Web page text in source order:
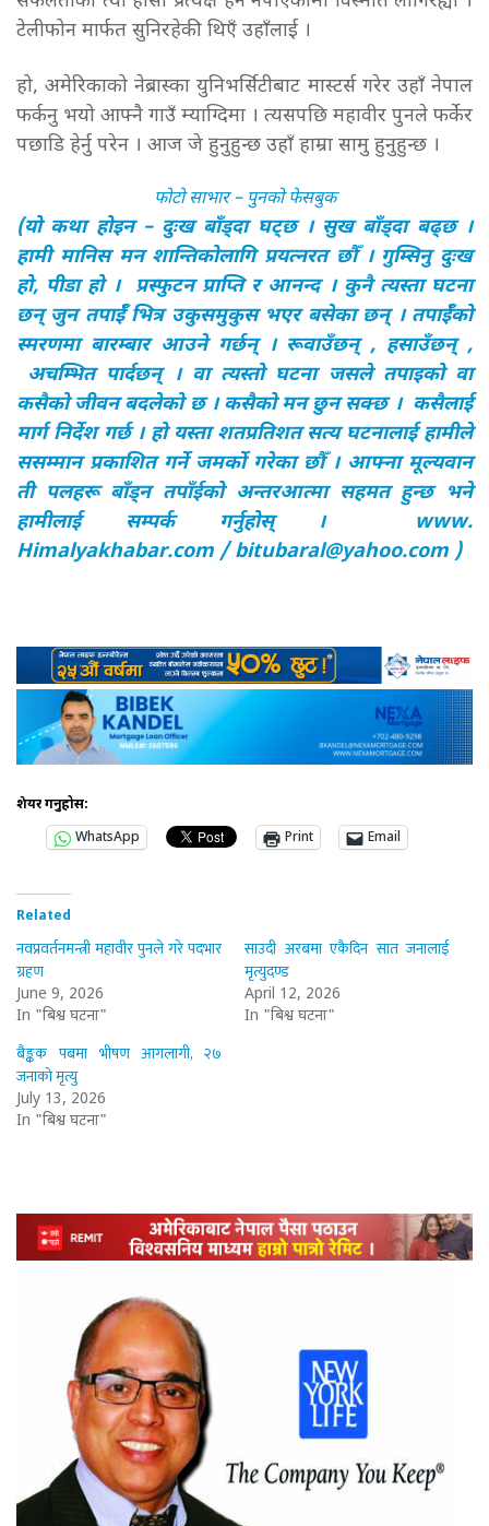
टेलीफोन मार्फत सुनिरहेकी थिएँ उहाँलाई ।
हो, अमेरिकाको नेब्रास्का युनिभर्सिटीबाट मास्टर्स गरेर उहाँ नेपाल
फर्कनु भयो आफ्नै गाउँ म्याग्दिमा । त्यसपछि महावीर पुनले फर्केर
पछाडि हेर्नु परेन । आज जे हुनुहुन्छ उहाँ हाम्रा सामु हुनुहुन्छ ।
फोटो साभार – पुनको फेसबुक
(यो कथा होइन – दुःख बाँड्दा घट्छ । सुख बाँड्दा बढ्छ ।
हामी मानिस मन शान्तिकोलागि प्रयत्नरत छौँ । गुम्सिनु दुःख
हो, पीडा हो । प्रस्फुटन प्राप्ति र आनन्द । कुनै त्यस्ता घटना
छन् जुन तपाईँ भित्र उकुसमुकुस भएर बसेका छन् । तपाईँको
स्मरणमा बारम्बार आउने गर्छन् । रूवाउँछन् , हसाउँछन् ,
अचम्भित पार्दछन् । वा त्यस्तो घटना जसले तपाइको वा
कसैको जीवन बदलेको छ । कसैको मन छुन सक्छ । कसैलाई
मार्ग निर्देश गर्छ । हो यस्ता शतप्रतिशत सत्य घटनालाई हामीले
ससम्मान प्रकाशित गर्ने जमर्को गरेका छौँ । आफ्ना मूल्यवान
ती पलहरू बाँड्न तपाँईको अन्तरआत्मा सहमत हुन्छ भने
हामीलाई सम्पर्क गर्नुहोस् । www.
Himalyakhabar.com /bitubaral@yahoo.com )
शेयर गर्नुहोस:
WhatsApp
Print Email
Related
नवप्रवर्तनमन्त्री महावीर पुनले गरे पदभार
ग्रहण
June 9, 2026
In "बिश्व घटना"
साउदी अरबमा एकैदिन सात जनालाई
मृत्युदण्ड
April 12, 2026
In "बिश्व घटना"
बैङ्कक पबमा भीषण आगलागी, २७
जनाको मृत्यु
July 13, 2026
In "बिश्व घटना"